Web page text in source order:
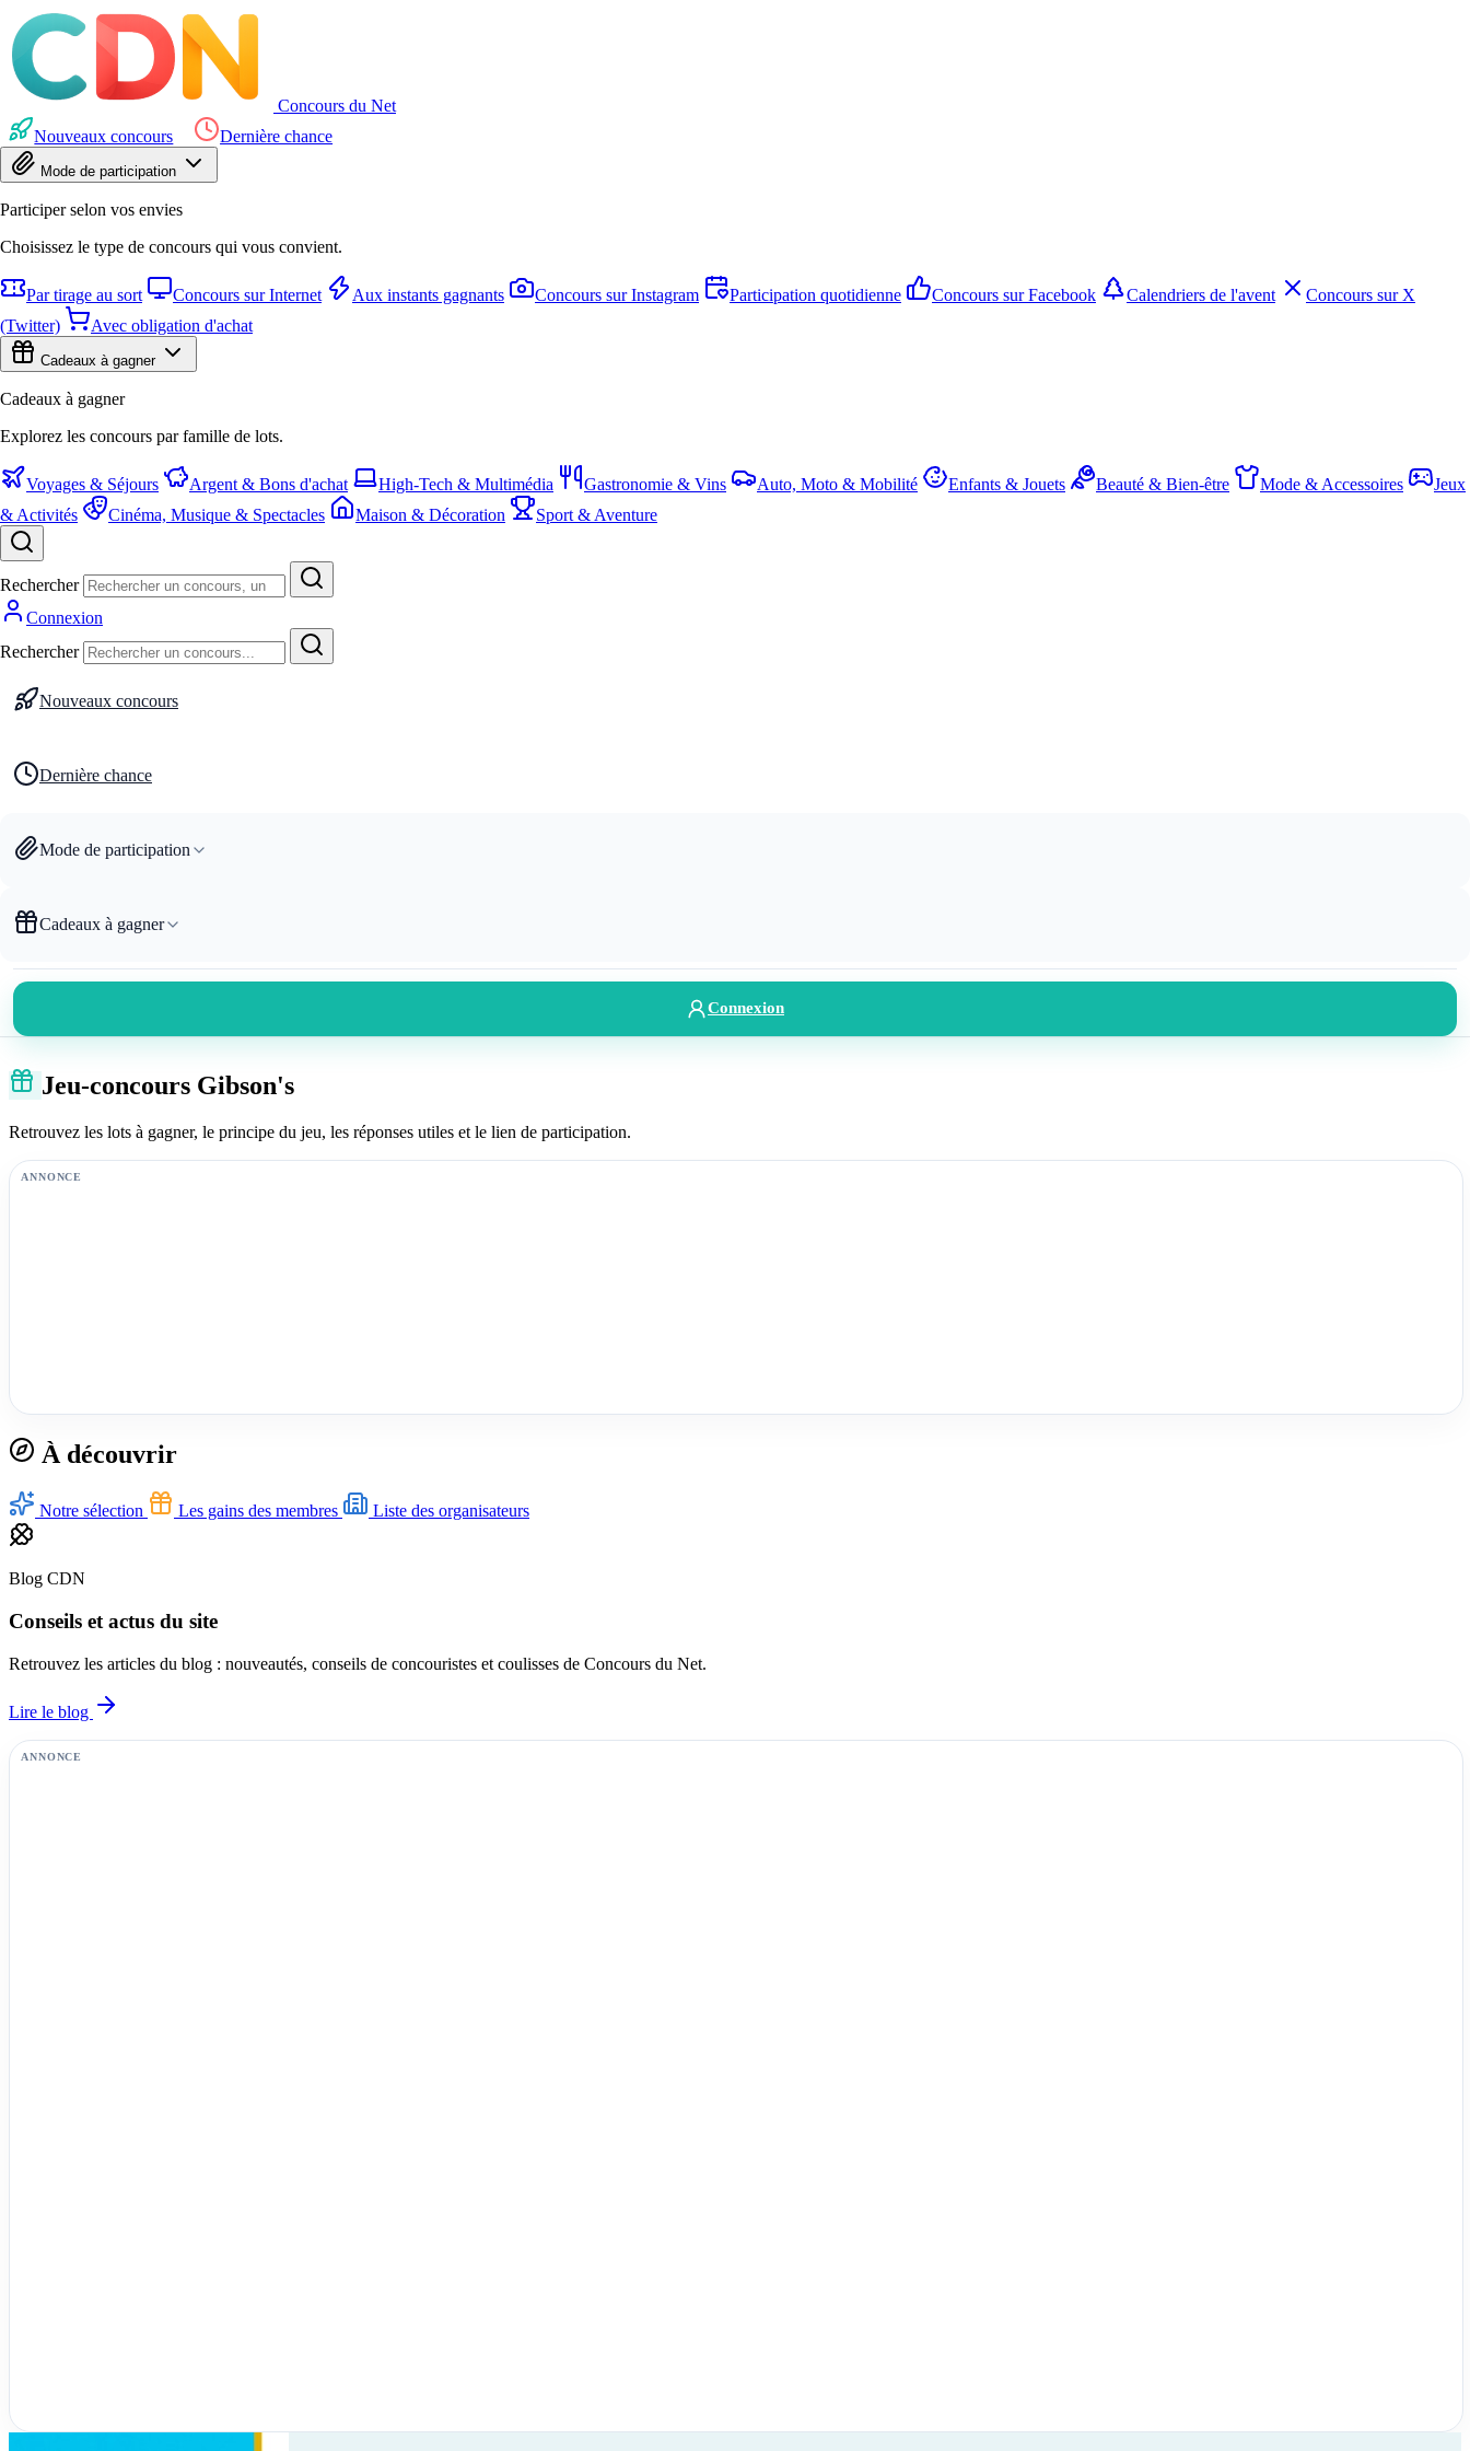
Concours du Net
Nouveaux concours
Dernière chance
Mode de participation
Participer selon vos envies
Choisissez le type de concours qui vous convient.
Par tirage au sort Concours sur Internet Aux instants gagnants Concours sur Instagram Participation quotidienne Concours sur Facebook Calendriers de l'avent
Concours sur X
(Twitter)
Avec obligation d'achat
Cadeaux à gagner
Cadeaux à gagner
Explorez les concours par famille de lots.
Voyages & Séjours Argent & Bons d'achat High-Tech & Multimédia Gastronomie & Vins Auto, Moto & Mobilité Enfants & Jouets Beauté & Bien-être Mode & Accessoires
Jeux
& Activités
Cinéma, Musique & Spectacles Maison & Décoration Sport & Aventure
Rechercher
Connexion
Rechercher
Nouveaux concours
Dernière chance
Mode de participation
Cadeaux à gagner
Connexion
Jeu-concours Gibson's
Retrouvez les lots à gagner, le principe du jeu, les réponses utiles et le lien de participation.
ANNONCE
À découvrir
Notre sélection Les gains des membres Liste des organisateurs
Blog CDN
Conseils et actus du site
Retrouvez les articles du blog : nouveautés, conseils de concouristes et coulisses de Concours du Net.
Lire le blog
ANNONCE